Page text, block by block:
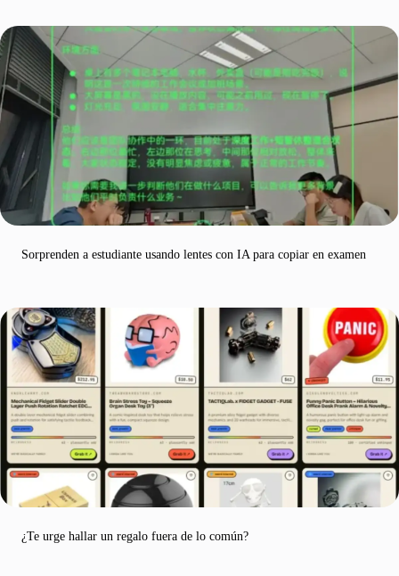
Sorprenden a estudiante usando lentes con IA para copiar en examen
¿Te urge hallar un regalo fuera de lo común?